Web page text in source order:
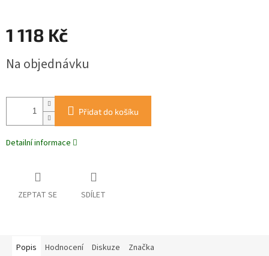
1 118 Kč
cena:
Na objednávku
Přidat do košíku
Detailní informace
ZEPTAT SE SDÍLET
Popis Hodnocení Diskuze Značka